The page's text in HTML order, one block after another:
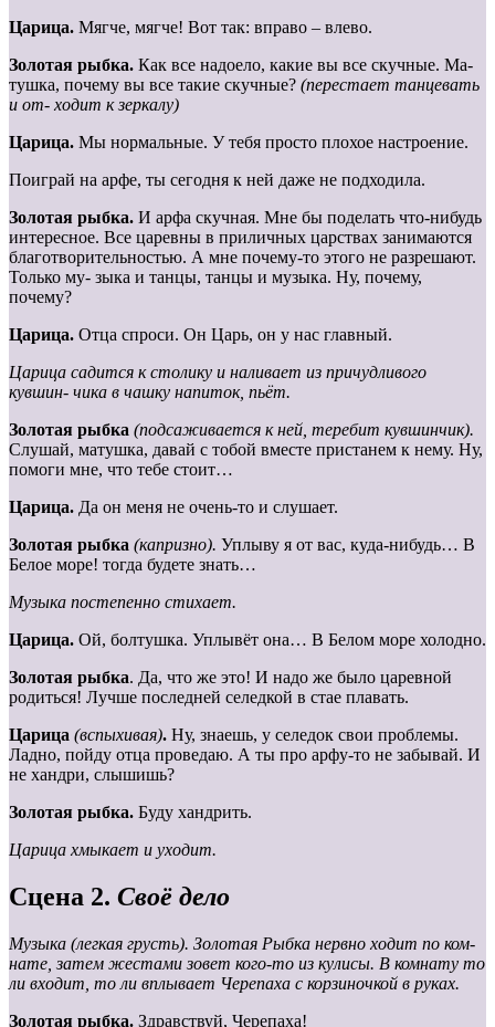
Царица. Мягче, мягче! Вот так: вправо – влево.
Золотая рыбка. Как все надоело, какие вы все скучные. Ма-
тушка, почему вы все такие скучные? (перестает танцевать
и от- ходит к зеркалу)
Царица. Мы нормальные. У тебя просто плохое настроение.
Поиграй на арфе, ты сегодня к ней даже не подходила.
Золотая рыбка. И арфа скучная. Мне бы поделать что-нибудь
интересное. Все царевны в приличных царствах занимаются
благотворительностью. А мне почему-то этого не разрешают.
Только му- зыка и танцы, танцы и музыка. Ну, почему,
почему?
Царица. Отца спроси. Он Царь, он у нас главный.
Царица садится к столику и наливает из причудливого
кувшин- чика в чашку напиток, пьёт.
Золотая рыбка (подсаживается к ней, теребит кувшинчик).
Слушай, матушка, давай с тобой вместе пристанем к нему. Ну,
помоги мне, что тебе стоит…
Царица. Да он меня не очень-то и слушает.
Золотая рыбка (капризно). Уплыву я от вас, куда-нибудь… В
Белое море! тогда будете знать…
Музыка постепенно стихает.
Царица. Ой, болтушка. Уплывёт она… В Белом море холодно.
Золотая рыбка. Да, что же это! И надо же было царевной
родиться! Лучше последней селедкой в стае плавать.
Царица (вспыхивая). Ну, знаешь, у селедок свои проблемы.
Ладно, пойду отца проведаю. А ты про арфу-то не забывай. И
не хандри, слышишь?
Золотая рыбка. Буду хандрить.
Царица хмыкает и уходит.
Сцена 2. Своё дело
Музыка (легкая грусть). Золотая Рыбка нервно ходит по ком-
нате, затем жестами зовет кого-то из кулисы. В комнату то
ли входит, то ли вплывает Черепаха с корзиночкой в руках.
Золотая рыбка. Здравствуй, Черепаха!